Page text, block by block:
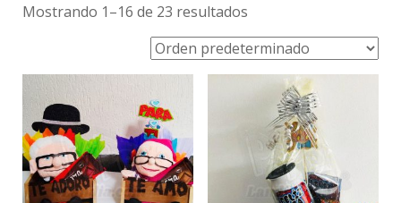
Mostrando 1–16 de 23 resultados